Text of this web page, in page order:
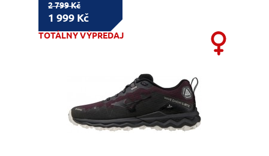
2 799 Kč
1 999 Kč
TOTÁLNY VÝPREDAJ